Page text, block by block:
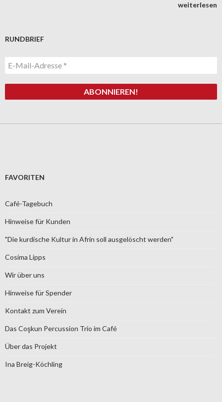
weiterlesen
RUNDBRIEF
FAVORITEN
Café-Tagebuch
Hinweise für Kunden
"Die kurdische Kultur in Afrin soll ausgelöscht werden"
Cosima Lipps
Wir über uns
Hinweise für Spender
Kontakt zum Verein
Das Coşkun Percussion Trio im Café
Über das Projekt
Ina Breig-Köchling